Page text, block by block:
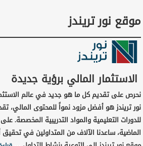
موقع نور تريندز
الاستثمار المالي برؤية جديدة
نحرص على تقديم كل ما هو جديد في عالم
نور تريندز هو أفضل مزود نمواً للمحتوى
للدورات التعليمية والمواد التدريبية المخصصة.
الماضية، ساعدنا الآلاف من المتداولين في